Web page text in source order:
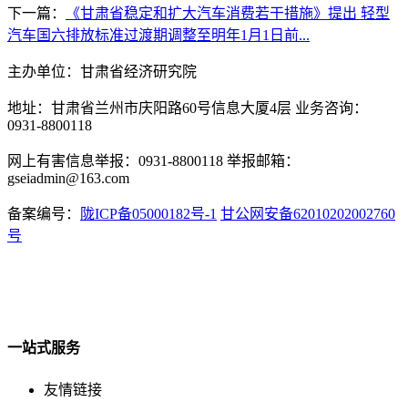
下一篇：
《甘肃省稳定和扩大汽车消费若干措施》提出 轻型
汽车国六排放标准过渡期调整至明年1月1日前...
主办单位：甘肃省经济研究院
地址：甘肃省兰州市庆阳路60号信息大厦4层 业务咨询：
0931-8800118
网上有害信息举报：0931-8800118 举报邮箱：
gseiadmin@163.com
备案编号： 陇ICP备05000182号-1 甘公网安备62010202002760
号
一站式服务
友情链接